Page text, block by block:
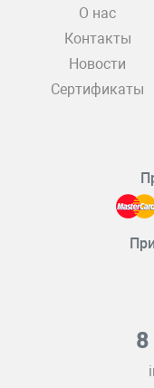
О нас
Контакты
Новости
Сертификаты
8